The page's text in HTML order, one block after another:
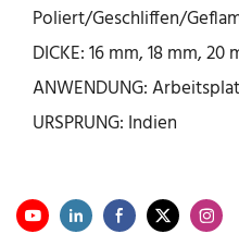
Poliert/Geschliffen/
DICKE: 16 mm, 18 mm,
ANWENDUNG:
URSPRUNG: Indien